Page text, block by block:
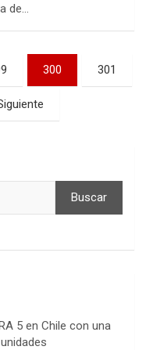
de…
300 301
Buscar
5 en Chile con una